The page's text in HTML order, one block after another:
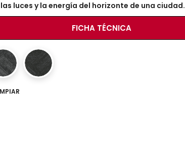
luces y la energía del horizonte de una ciudad.
FICHA TÉCNICA